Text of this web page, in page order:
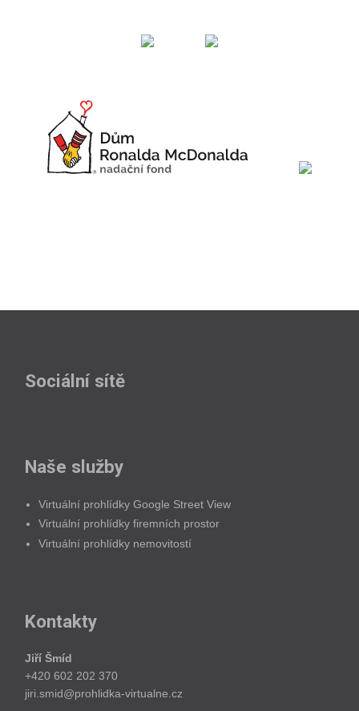
Sociální sítě
Naše služby
Virtuální prohlídky Google Street View
Virtuální prohlídky firemních prostor
Virtuální prohlídky nemovitostí
Kontakty
Jiří Šmíd
+420 602 202 370
jiri.smid@prohlidka-virtualne.cz